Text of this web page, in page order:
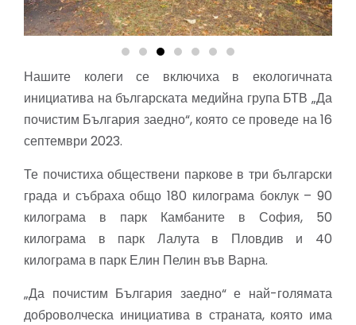
Нашите колеги се включиха в екологичната
инициатива на българската медийна група БТВ „Да
почистим България заедно“, която се проведе на 16
септември 2023.
Те почистиха обществени паркове в три български
града и събраха общо 180 килограма боклук – 90
килограма в парк Камбаните в София, 50
килограма в парк Лалута в Пловдив и 40
килограма в парк Елин Пелин във Варна.
„Да почистим България заедно“ е най-голямата
доброволческа инициатива в страната, която има